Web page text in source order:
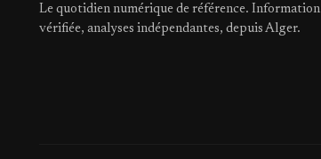
Le quotidien numérique de référence. Information
vérifiée, analyses indépendantes, depuis Alger.